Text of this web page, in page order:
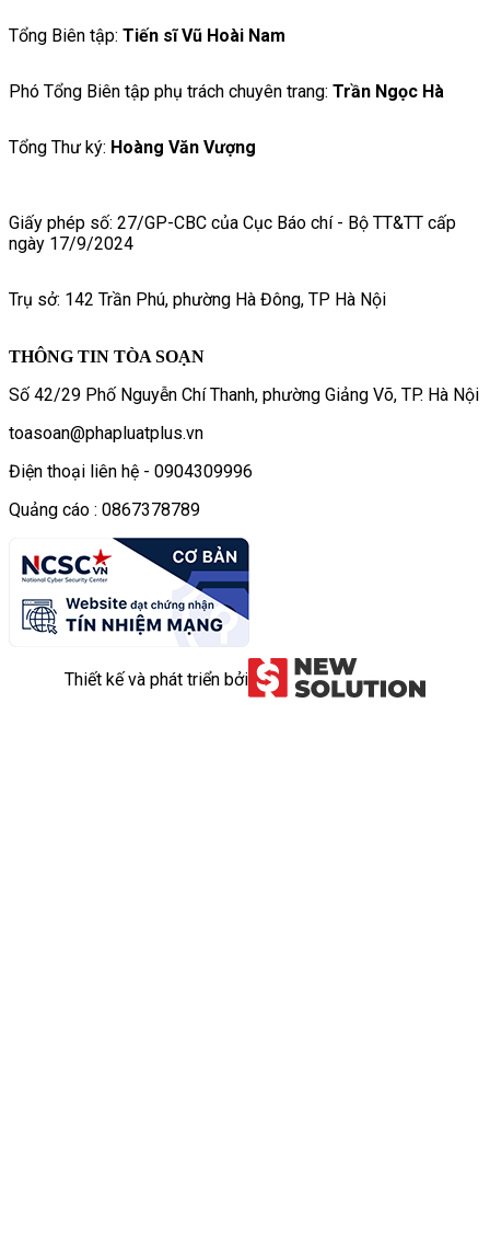
Tổng Biên tập: Tiến sĩ Vũ Hoài Nam
Phó Tổng Biên tập phụ trách chuyên trang: Trần Ngọc Hà
Tổng Thư ký: Hoàng Văn Vượng
Giấy phép số: 27/GP-CBC của Cục Báo chí - Bộ TT&TT cấp
ngày 17/9/2024
Trụ sở: 142 Trần Phú, phường Hà Đông, TP Hà Nội
THÔNG TIN TÒA SOẠN
Số 42/29 Phố Nguyễn Chí Thanh, phường Giảng Võ, TP. Hà Nội
toasoan@phapluatplus.vn
Điện thoại liên hệ - 0904309996
Quảng cáo : 0867378789
Thiết kế và phát triển bởi